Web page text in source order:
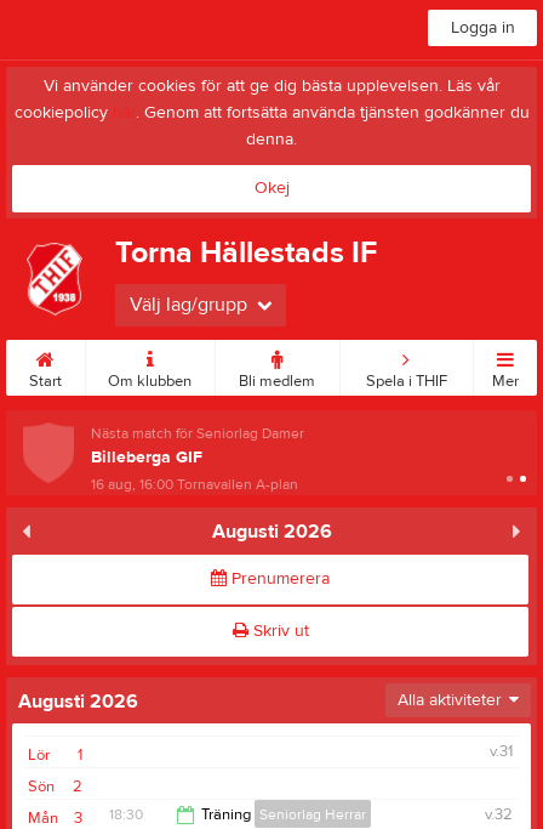
Logga in
Vi använder cookies för att ge dig bästa upplevelsen. Läs vår
cookiepolicy
. Genom att fortsätta använda tjänsten godkänner du
denna.
Okej
Torna Hällestads IF
Välj lag/grupp
Start Om klubben Bli medlem Spela i THIF Mer
Nästa match för Seniorlag Damer
Billeberga GIF
16 aug, 16:00Tornavallen A-plan
Augusti 2026
Prenumerera
Skriv ut
Augusti 2026 Alla aktiviteter
1
Lör
v.31
2
Sön
3
Mån v.32
18:30 Träning Seniorlag Herrar